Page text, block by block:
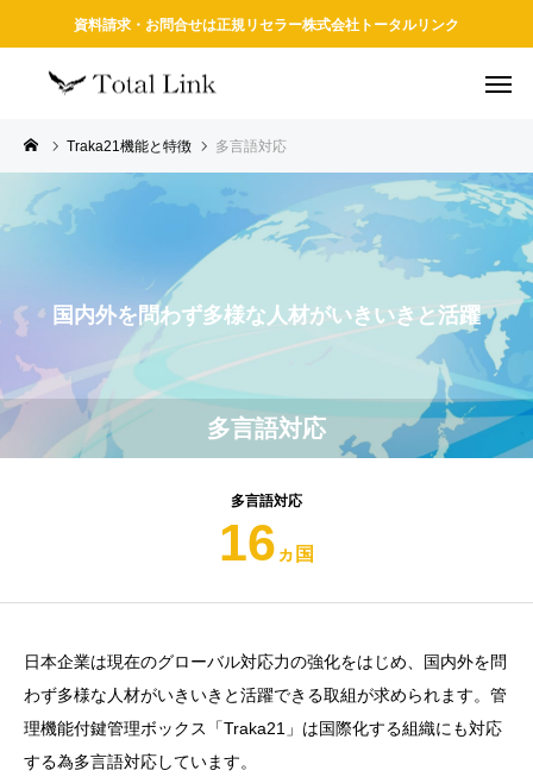
資料請求・お問合せは正規リセラー株式会社トータルリンク
Traka21機能と特徴 多言語対応
多言語対応
国内外を問わず多様な人材がいきいきと活躍
多言語対応
16 ヵ国
日本企業は現在のグローバル対応力の強化をはじめ、国内外を問
わず多様な人材がいきいきと活躍できる取組が求められます。管
理機能付鍵管理ボックス「Traka21」は国際化する組織にも対応
する為多言語対応しています。